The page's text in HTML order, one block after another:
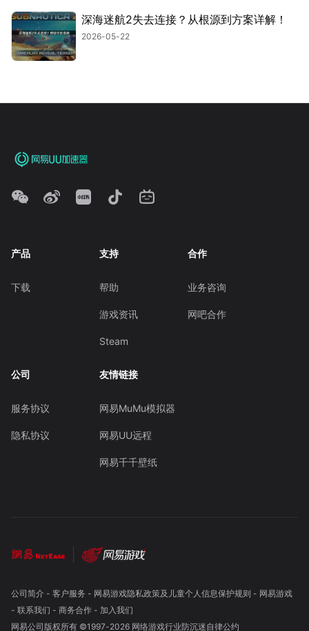
深海迷航2失去连接？从根源到方案详解！
2026-05-22
产品
下载
支持
帮助
游戏资讯
Steam
合作
业务咨询
网吧合作
公司
服务协议
隐私协议
友情链接
网易MuMu模拟器
网易UU远程
网易千千壁纸
公司简介- 客户服务 - 网易游戏隐私政策及儿童个人信息保护规则 - 网易游戏
- 联系我们 - 商务合作- 加入我们
网易公司版权所有 ©1997-2026 网络游戏行业防沉迷自律公约